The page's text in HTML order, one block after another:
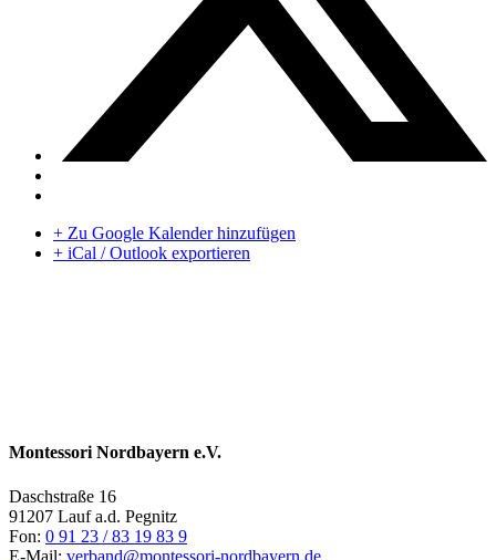
+ Zu Google Kalender hinzufügen
+ iCal / Outlook exportieren
Montessori Nordbayern e.V.
Daschstraße 16
91207 Lauf a.d. Pegnitz
Fon: 0 91 23 / 83 19 83 9
E-Mail: verband@montessori-nordbayern.de